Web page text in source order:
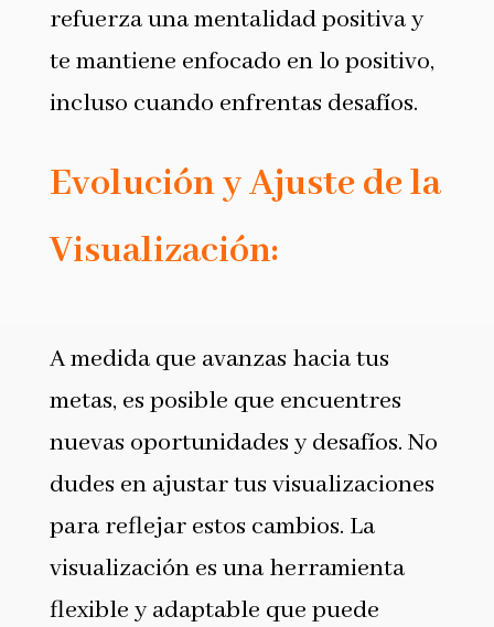
refuerza una mentalidad positiva y
te mantiene enfocado en lo positivo,
incluso cuando enfrentas desafíos.
Evolución y Ajuste de la
Visualización:
A medida que avanzas hacia tus
metas, es posible que encuentres
nuevas oportunidades y desafíos. No
dudes en ajustar tus visualizaciones
para reflejar estos cambios. La
visualización es una herramienta
flexible y adaptable que puede